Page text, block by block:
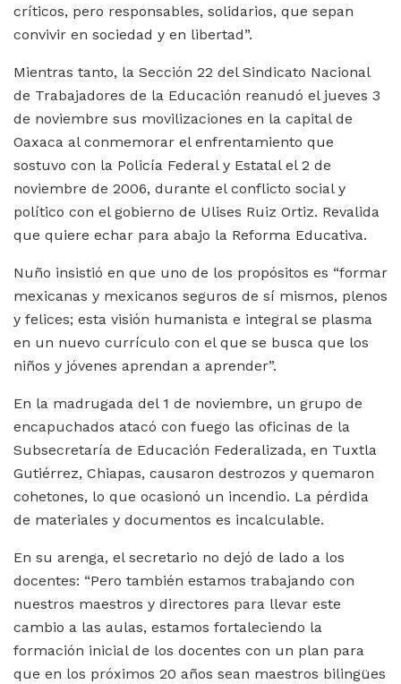
críticos, pero responsables, solidarios, que sepan
convivir en sociedad y en libertad”.
Mientras tanto, la Sección 22 del Sindicato Nacional
de Trabajadores de la Educación reanudó el jueves 3
de noviembre sus movilizaciones en la capital de
Oaxaca al conmemorar el enfrentamiento que
sostuvo con la Policía Federal y Estatal el 2 de
noviembre de 2006, durante el conflicto social y
político con el gobierno de Ulises Ruiz Ortiz. Revalida
que quiere echar para abajo la Reforma Educativa.
Nuño insistió en que uno de los propósitos es “formar
mexicanas y mexicanos seguros de sí mismos, plenos
y felices; esta visión humanista e integral se plasma
en un nuevo currículo con el que se busca que los
niños y jóvenes aprendan a aprender”.
En la madrugada del 1 de noviembre, un grupo de
encapuchados atacó con fuego las oficinas de la
Subsecretaría de Educación Federalizada, en Tuxtla
Gutiérrez, Chiapas, causaron destrozos y quemaron
cohetones, lo que ocasionó un incendio. La pérdida
de materiales y documentos es incalculable.
En su arenga, el secretario no dejó de lado a los
docentes: “Pero también estamos trabajando con
nuestros maestros y directores para llevar este
cambio a las aulas, estamos fortaleciendo la
formación inicial de los docentes con un plan para
que en los próximos 20 años sean maestros bilingües